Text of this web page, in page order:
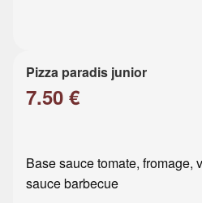
Pizza paradis junior
7.50 €
Base sauce tomate, fromage,
sauce barbecue